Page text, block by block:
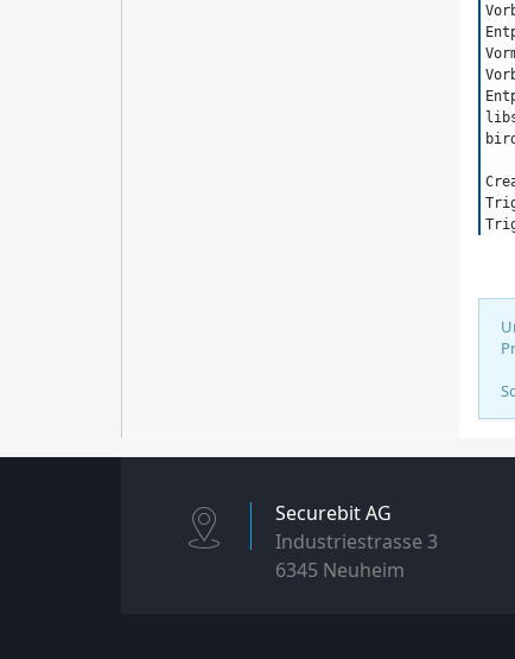
Securebit AG
Industriestrasse 3
6345 Neuheim